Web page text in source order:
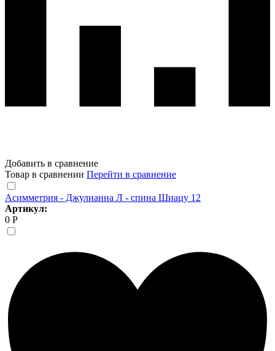
Добавить в сравнение
Товар в сравнении Перейти в сравнение
Асимметрия - Джулианна Л - спина Шиацу 12
Артикул:
0 Р